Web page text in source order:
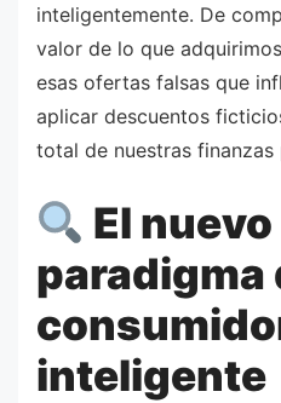
inteligentemente. De
valor de lo que
esas ofertas falsas que
aplicar descuentos
total de nuestras finanzas
El nuevo
paradigma
inteligente